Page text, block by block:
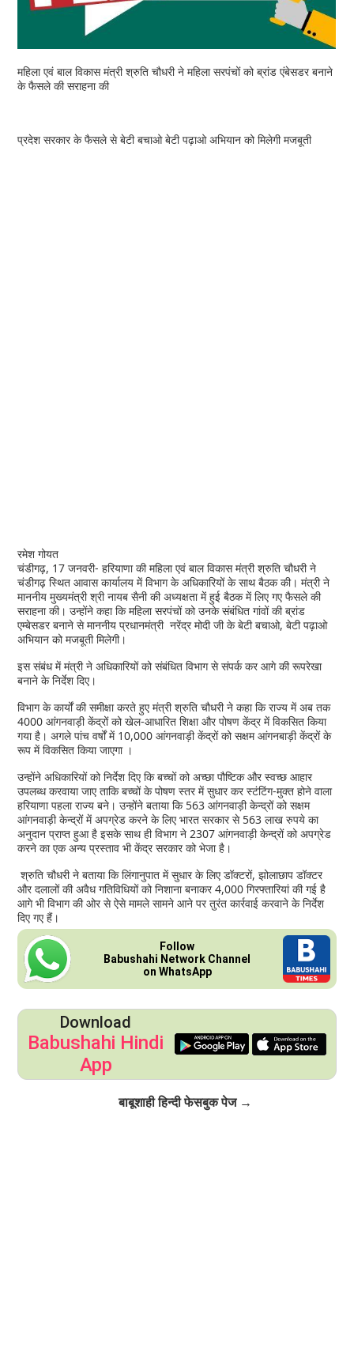
महिला एवं बाल विकास मंत्री श्रुति चौधरी ने महिला सरपंचों को ब्रांड एंबेसडर बनाने
के फैसले की सराहना की
प्रदेश सरकार के फैसले से बेटी बचाओ बेटी पढ़ाओ अभियान को मिलेगी मजबूती
रमेश गोयत
चंडीगढ़, 17 जनवरी- हरियाणा की महिला एवं बाल विकास मंत्री श्रुति चौधरी ने
चंडीगढ़ स्थित आवास कार्यालय में विभाग के अधिकारियों के साथ बैठक की। मंत्री ने
माननीय मुख्यमंत्री श्री नायब सैनी की अध्यक्षता में हुई बैठक में लिए गए फैसले की
सराहना की। उन्होंने कहा कि महिला सरपंचों को उनके संबंधित गांवों की ब्रांड
एम्बेसडर बनाने से माननीय प्रधानमंत्री नरेंद्र मोदी जी के बेटी बचाओ, बेटी पढ़ाओ
अभियान को मजबूती मिलेगी।
इस संबंध में मंत्री ने अधिकारियों को संबंधित विभाग से संपर्क कर आगे की रूपरेखा
बनाने के निर्देश दिए।
विभाग के कार्यों की समीक्षा करते हुए मंत्री श्रुति चौधरी ने कहा कि राज्य में अब तक
4000 आंगनवाड़ी केंद्रों को खेल-आधारित शिक्षा और पोषण केंद्र में विकसित किया
गया है। अगले पांच वर्षों में 10,000 आंगनवाड़ी केंद्रों को सक्षम आंगनबाड़ी केंद्रों के
रूप में विकसित किया जाएगा ।
उन्होंने अधिकारियों को निर्देश दिए कि बच्चों को अच्छा पौष्टिक और स्वच्छ आहार
उपलब्ध करवाया जाए ताकि बच्चों के पोषण स्तर में सुधार कर स्टंटिंग-मुक्त होने वाला
हरियाणा पहला राज्य बने। उन्होंने बताया कि 563 आंगनवाड़ी केन्द्रों को सक्षम
आंगनवाड़ी केन्द्रों में अपग्रेड करने के लिए भारत सरकार से 563 लाख रुपये का
अनुदान प्राप्त हुआ है इसके साथ ही विभाग ने 2307 आंगनवाड़ी केन्द्रों को अपग्रेड
करने का एक अन्य प्रस्ताव भी केंद्र सरकार को भेजा है।
श्रुति चौधरी ने बताया कि लिंगानुपात में सुधार के लिए डॉक्टरों, झोलाछाप डॉक्टर
और दलालों की अवैध गतिविधियों को निशाना बनाकर 4,000 गिरफ्तारियां की गई है
आगे भी विभाग की ओर से ऐसे मामले सामने आने पर तुरंत कार्रवाई करवाने के निर्देश
दिए गए हैं।
Follow
Babushahi Network Channel
on WhatsApp
Download
Babushahi Hindi
App
बाबूशाही हिन्दी फेसबुक पेज →